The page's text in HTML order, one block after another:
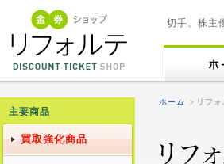
切手、株主
ホーム リフ
主要商品
買取強化商品